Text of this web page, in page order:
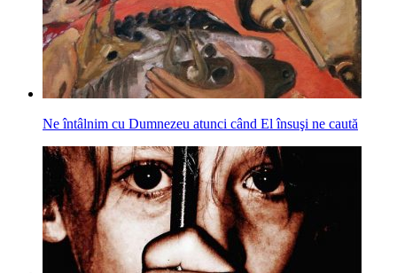
Ne întâlnim cu Dumnezeu atunci când El însuşi ne caută